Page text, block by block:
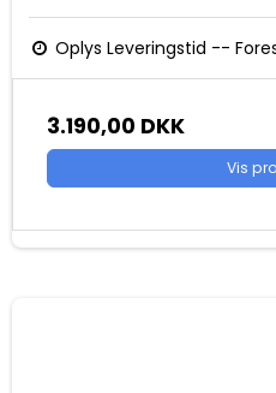
Oplys Leveringstid --
3.190,00 DKK
Vis